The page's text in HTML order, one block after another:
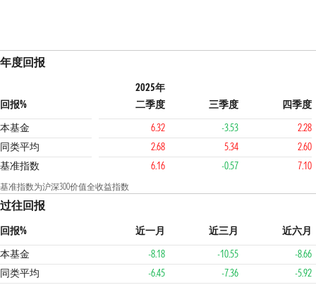
年度回报
回报%
2025年
二季度
三季度
四季度
本基金
6.32 -3.53
2.28
同类平均
2.68 5.34
2.60
基准指数
6.16 -0.57 7.10
基准指数为沪深300价值全收益指数
过往回报
回报% 近一月 近三月
近六月
本基金
-8.18 -10.55
-8.66
同类平均
-6.45 -7.36
-5.92